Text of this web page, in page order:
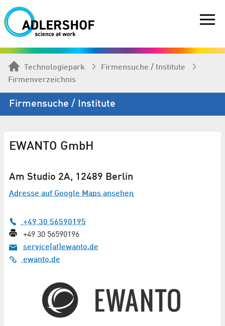
Technologiepark
Firmen­suche / Institute
Firmenverzeichnis
Firmen­suche / Institute
EWANTO GmbH
Am Studio 2A, 12489 Berlin
Adresse auf Google Maps ansehen
+49 30 56590195
+49 30 56590196
service(at)ewanto.de
ewanto.de